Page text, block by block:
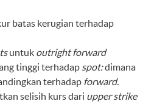
batas kerugian terhadap
untuk outright forward
tinggi terhadap spot:dimana
terhadap forward.
selisih kurs dari upper strike